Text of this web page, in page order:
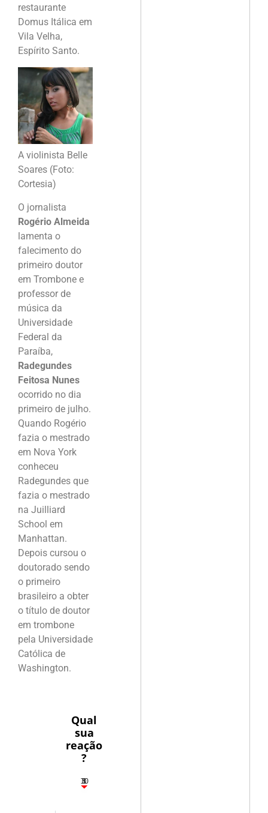
restaurante
Domus Itálica em
Vila Velha,
Espírito Santo.
A violinista Belle
Soares (Foto:
Cortesia)
O jornalista
Rogério Almeida
lamenta o
falecimento do
primeiro doutor
em Trombone e
professor de
música da
Universidade
Federal da
Paraíba,
Radegundes
Feitosa Nunes
ocorrido no dia
primeiro de julho.
Quando Rogério
fazia o mestrado
em Nova York
conheceu
Radegundes que
fazia o mestrado
na Juilliard
School em
Manhattan.
Depois cursou o
doutorado sendo
o primeiro
brasileiro a obter
o título de doutor
em trombone
pela Universidade
Católica de
Washington.
Qual
sua
reação
?
5
1
1
3
10